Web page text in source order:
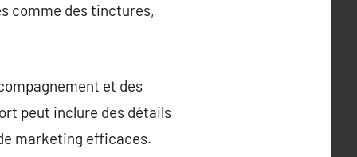
comme des tinctures,
et des
peut inclure des détails
marketing efficaces.